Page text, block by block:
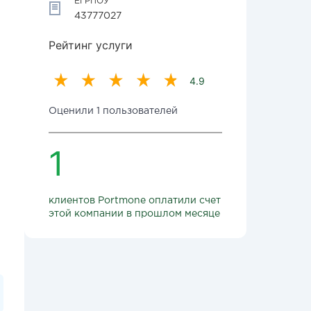
43777027
Рейтинг услуги
4.9
Оценили 1 пользователей
1
клиентов Portmone оплатили счет
этой компании в прошлом месяце